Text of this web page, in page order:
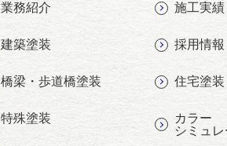
業務紹介
建築塗装
橋梁・歩道橋塗装
特殊塗装
施工実績
採用情報
住宅塗装
カラー
シミュ